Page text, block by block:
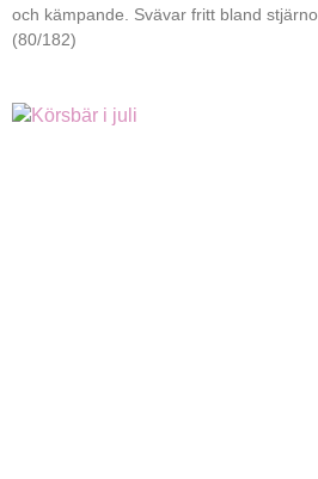
och kämpande. Svävar fritt bland
(80/182)